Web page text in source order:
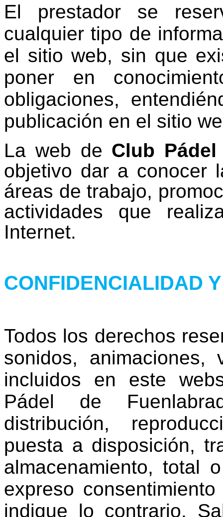
El prestador se
cualquier tipo de
el sitio web, sin que
poner en
obligaciones,
publicación en el sitio
La web de Club
objetivo dar a conocer
áreas de trabajo,
actividades que
Internet.
CONFIDENCIALIDAD
Todos los derechos
sonidos,
incluidos en este
Pádel de
distribución,
puesta a disposición,
almacenamiento, total
expreso
indique lo contrario.